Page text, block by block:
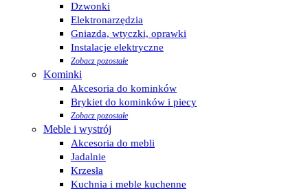
Dzwonki
Elektronarzędzia
Gniazda, wtyczki, oprawki
Instalacje elektryczne
Zobacz pozostałe
Kominki
Akcesoria do kominków
Brykiet do kominków i piecy
Zobacz pozostałe
Meble i wystrój
Akcesoria do mebli
Jadalnie
Krzesła
Kuchnia i meble kuchenne